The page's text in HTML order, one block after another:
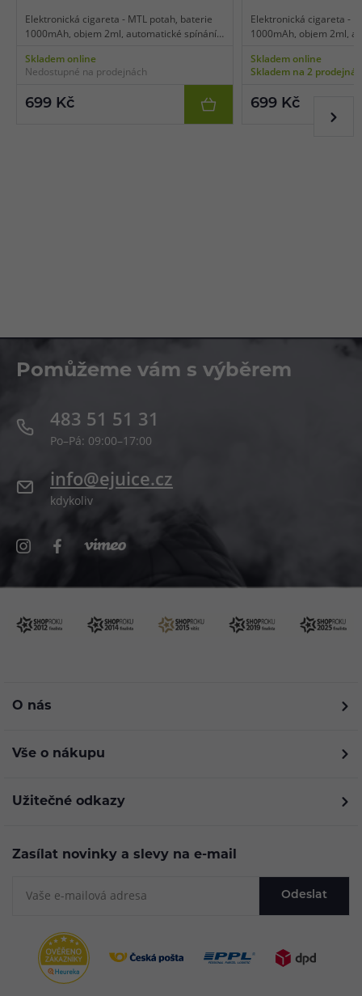
Elektronická cigareta - MTL potah, baterie
1000mAh, objem 2ml, automatické spínání,
přívod vzduchu, inteligentní detekce odporu,
LED indikace stavu baterie.
Skladem online
Nedostupné na prodejnách
699 Kč
Elektronická cigareta -
1000mAh, objem 2ml,
přívod vzduchu,
LED indikace stavu
Skladem online
Skladem na 2
699 Kč
Pomůžeme vám s výběrem
483 51 51 31
Po–Pá: 09:00–17:00
info@ejuice.cz
kdykoliv
O nás
Vše o nákupu
Užitečné odkazy
Zasílat novinky a slevy na e-mail
Odeslat